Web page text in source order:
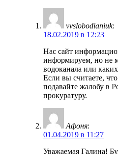
vvslobodianiuk:
18.02.2019 в 12:23
Нас сайт
информируем, но не
водоканала или
Если вы считаете,
подавайте жалобу в
прокуратуру.
Афоня:
01.04.2019 в 11:27
Уважаемая Галина!